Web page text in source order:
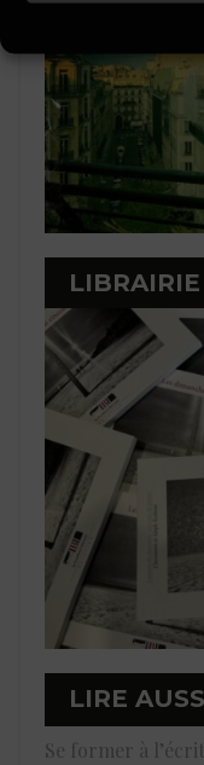
LIRE
Se former à